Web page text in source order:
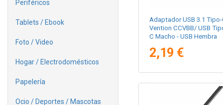
Periféricos
Tablets / Ebook
Foto / Video
Hogar / Electrodomésticos
Papelería
Ocio / Deportes / Mascotas
Adaptador USB 3.1 Tipo-
Vention CCVBB/ USB
C Macho - USB Hembra
2,19 €